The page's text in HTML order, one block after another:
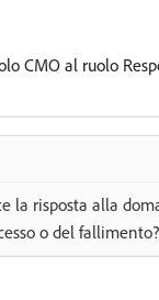
CMO al ruolo
la risposta alla
o del fallimento?